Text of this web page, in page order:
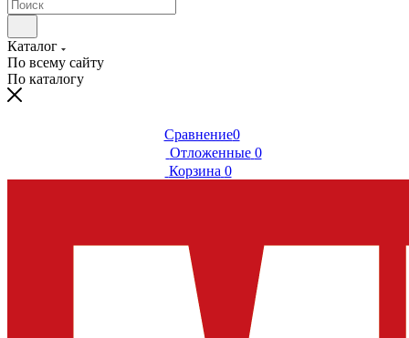
Каталог
По всему сайту
По каталогу
Сравнение0
Отложенные 0
Корзина 0